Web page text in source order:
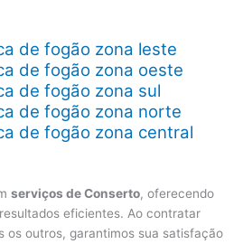
de fogão zona leste
de fogão zona oeste
de fogão zona sul
de fogão zona norte
de fogão zona central
serviços de Conserto, oferecendo
eficientes. Ao contratar
os outros, garantimos sua satisfação